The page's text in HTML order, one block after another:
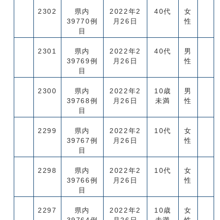
2302
県内
39770例
目
2022年2
月26日
40代
女
性
2301
県内
39769例
目
2022年2
月26日
40代
男
性
2300
県内
39768例
目
2022年2
月26日
10歳
未満
男
性
2299
県内
39767例
目
2022年2
月26日
10代
女
性
2298
県内
39766例
目
2022年2
月26日
10代
女
性
2297
県内
2022年2
10歳
女